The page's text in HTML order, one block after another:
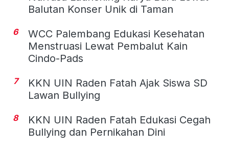
Balutan Konser Unik di Taman
6
WCC Palembang Edukasi Kesehatan
Menstruasi Lewat Pembalut Kain
Cindo-Pads
7
KKN UIN Raden Fatah Ajak Siswa SD
Lawan Bullying
8
KKN UIN Raden Fatah Edukasi Cegah
Bullying dan Pernikahan Dini